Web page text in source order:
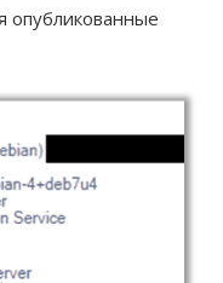
опубликованные